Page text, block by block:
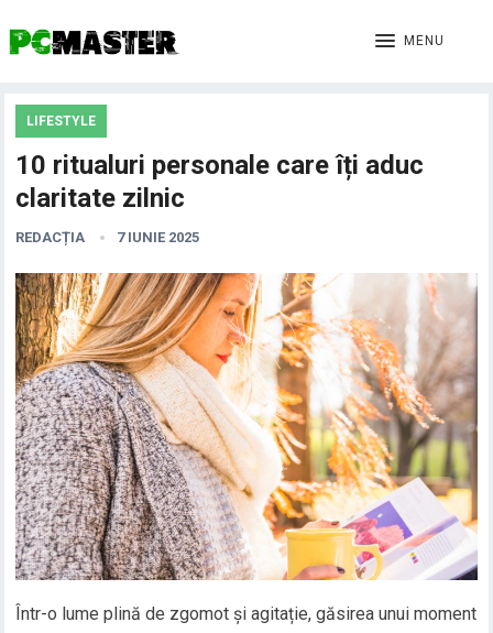
MENU
LIFESTYLE
10 ritualuri personale care îți aduc
claritate zilnic
REDACȚIA 7 IUNIE 2025
Într-o lume plină de zgomot și agitație, găsirea unui moment